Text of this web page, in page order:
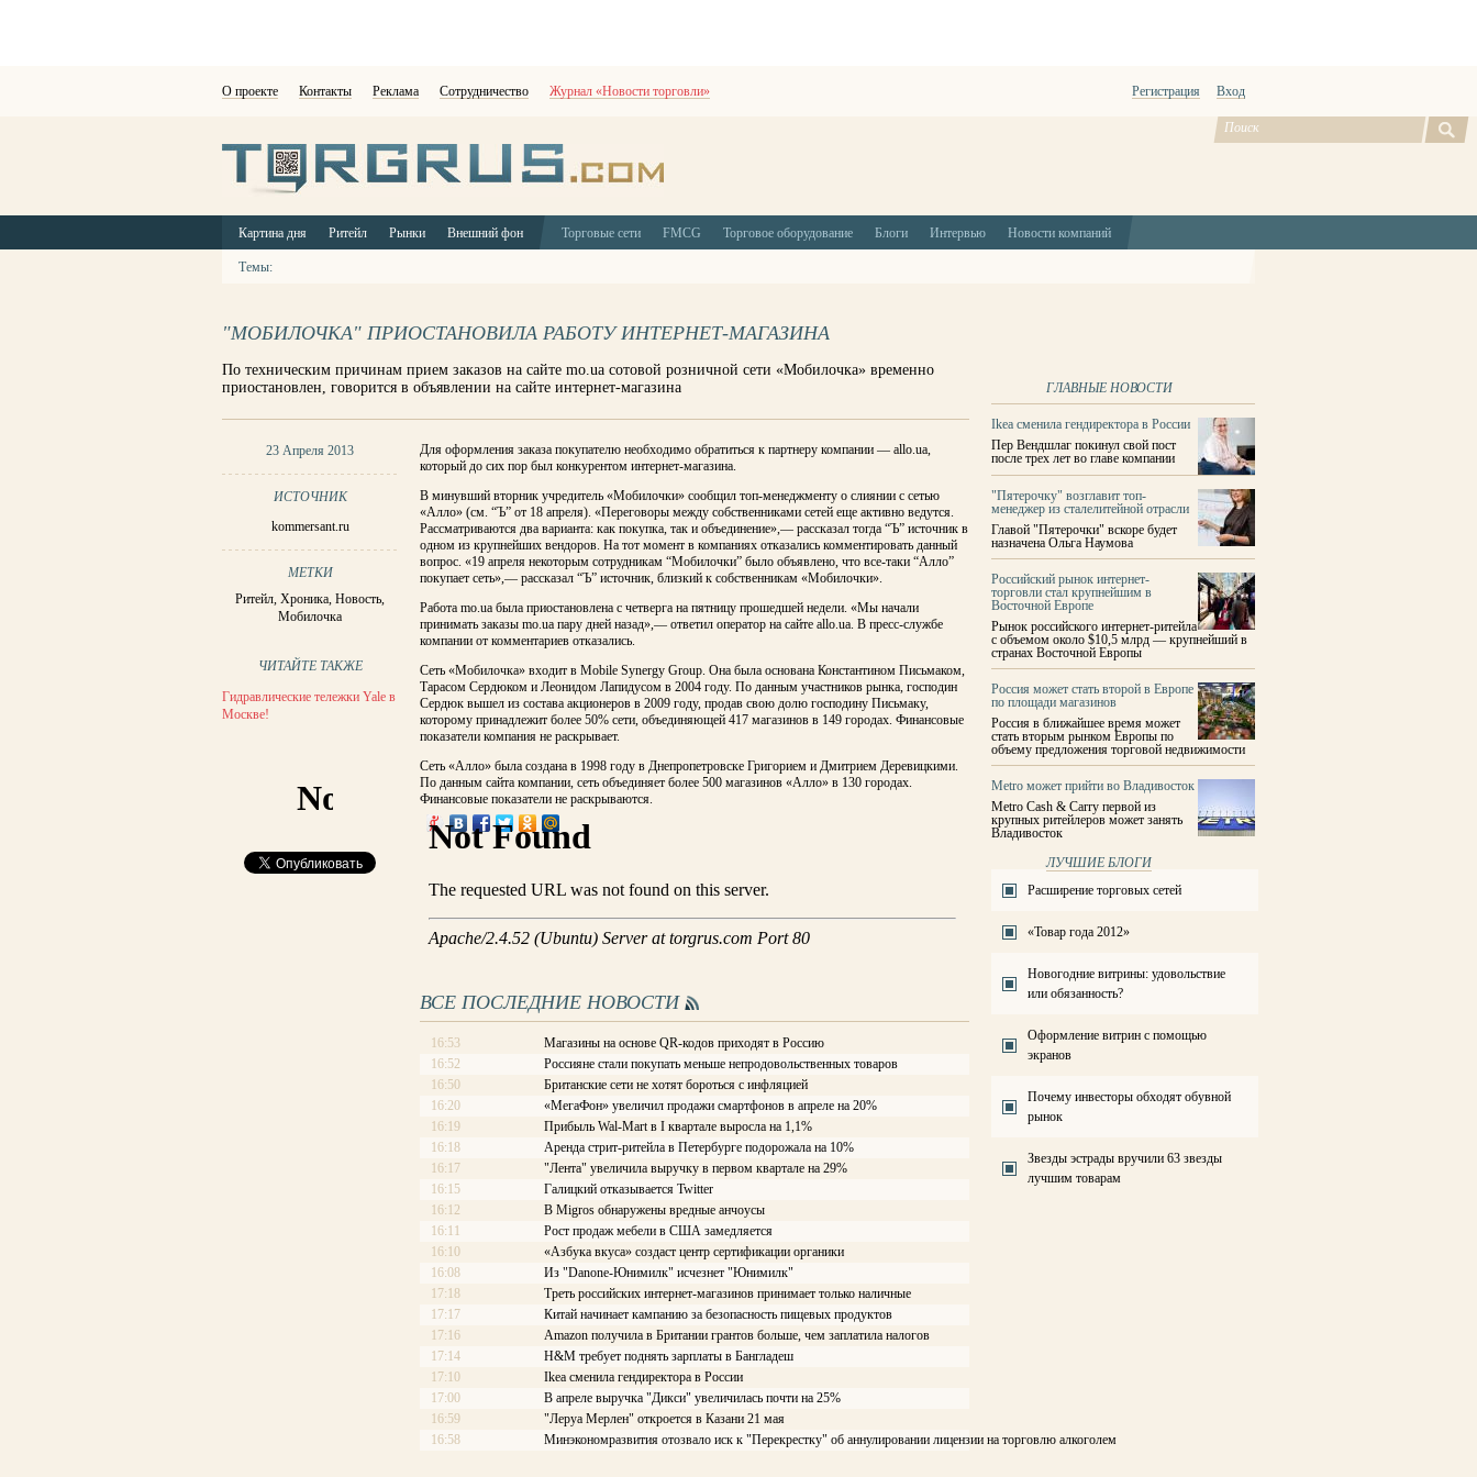
О проекте Контакты Реклама Сотрудничество Журнал «Новости торговли» Регистрация Вход
Картина дня Ритейл Рынки Внешний фон Торговые сети FMCG Торговое оборудование Блоги Интервью Новости компаний
Темы:
"МОБИЛОЧКА" ПРИОСТАНОВИЛА РАБОТУ ИНТЕРНЕТ-МАГАЗИНА
По техническим причинам прием заказов на сайте mo.ua сотовой розничной сети «Мобилочка» временно
приостановлен, говорится в объявлении на сайте интернет-магазина
23 Апреля 2013
ИСТОЧНИК
kommersant.ru
МЕТКИ
Ритейл, Хроника, Новость,
Мобилочка
ЧИТАЙТЕ ТАКЖЕ
Гидравлические тележки Yale в
Москве!
Для оформления заказа покупателю необходимо обратиться к партнеру компании — allo.ua,
который до сих пор был конкурентом интернет-магазина.
В минувший вторник учредитель «Мобилочки» сообщил топ-менеджменту о слиянии с сетью
«Алло» (см. “Ъ” от 18 апреля). «Переговоры между собственниками сетей еще активно ведутся.
Рассматриваются два варианта: как покупка, так и объединение»,— рассказал тогда “Ъ” источник в
одном из крупнейших вендоров. На тот момент в компаниях отказались комментировать данный
вопрос. «19 апреля некоторым сотрудникам “Мобилочки” было объявлено, что все-таки “Алло”
покупает сеть»,— рассказал “Ъ” источник, близкий к собственникам «Мобилочки».
Работа mo.ua была приостановлена с четверга на пятницу прошедшей недели. «Мы начали
принимать заказы mo.ua пару дней назад»,— ответил оператор на сайте allo.ua. В пресс-службе
компании от комментариев отказались.
Сеть «Мобилочка» входит в Mobile Synergy Group. Она была основана Константином Письмаком,
Тарасом Сердюком и Леонидом Лапидусом в 2004 году. По данным участников рынка, господин
Сердюк вышел из состава акционеров в 2009 году, продав свою долю господину Письмаку,
которому принадлежит более 50% сети, объединяющей 417 магазинов в 149 городах. Финансовые
показатели компания не раскрывает.
Сеть «Алло» была создана в 1998 году в Днепропетровске Григорием и Дмитрием Деревицкими.
По данным сайта компании, сеть объединяет более 500 магазинов «Алло» в 130 городах.
Финансовые показатели не раскрываются.
ВСЕ ПОСЛЕДНИЕ НОВОСТИ
16:53
Магазины на основе QR-кодов приходят в Россию
16:52
Россияне стали покупать меньше непродовольственных товаров
16:50
Британские сети не хотят бороться с инфляцией
16:20
«МегаФон» увеличил продажи смартфонов в апреле на 20%
16:19
Прибыль Wal-Mart в I квартале выросла на 1,1%
16:18
Аренда стрит-ритейла в Петербурге подорожала на 10%
16:17
"Лента" увеличила выручку в первом квартале на 29%
16:15
Галицкий отказывается Twitter
16:12
В Migros обнаружены вредные анчоусы
16:11
Рост продаж мебели в США замедляется
16:10
«Азбука вкуса» создаст центр сертификации органики
16:08
Из "Danone-Юнимилк" исчезнет "Юнимилк"
17:18
Треть российских интернет-магазинов принимает только наличные
17:17
Китай начинает кампанию за безопасность пищевых продуктов
17:16
Amazon получила в Британии грантов больше, чем заплатила налогов
17:14
H&M требует поднять зарплаты в Бангладеш
17:10
Ikea сменила гендиректора в России
17:00
В апреле выручка "Дикси" увеличилась почти на 25%
16:59
"Леруа Мерлен" откроется в Казани 21 мая
16:58
Минэкономразвития отозвало иск к "Перекрестку" об аннулировании лицензии на торговлю алкоголем
ГЛАВНЫЕ НОВОСТИ
Ikea сменила гендиректора в России
Пер Вендшлаг покинул свой пост
после трех лет во главе компании
"Пятерочку" возглавит топ-
менеджер из сталелитейной отрасли
Главой "Пятерочки" вскоре будет
назначена Ольга Наумова
Российский рынок интернет-
торговли стал крупнейшим в
Восточной Европе
Рынок российского интернет-ритейла
с объемом около $10,5 млрд — крупнейший в
странах Восточной Европы
Россия может стать второй в Европе
по площади магазинов
Россия в ближайшее время может
стать вторым рынком Европы по
объему предложения торговой недвижимости
Metro может прийти во Владивосток
Metro Cash & Carry первой из
крупных ритейлеров может занять
Владивосток
ЛУЧШИЕ БЛОГИ
Расширение торговых сетей
«Товар года 2012»
Новогодние витрины: удовольствие
или обязанность?
Оформление витрин с помощью
экранов
Почему инвесторы обходят обувной
рынок
Звезды эстрады вручили 63 звезды
лучшим товарам